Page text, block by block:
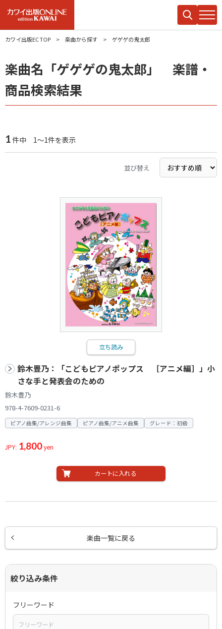
カワイ出版EC TOP 楽曲から探す ゲゲゲの鬼太郎
楽曲名「ゲゲゲの鬼太郎」 楽譜・
商品検索結果
1 件中 1～1件を表示
並び替え
立ち読み
鈴木豊乃：「こどもピアノポップス ［アニメ編］」小
さな手と発表会のための
鈴木豊乃
978-4-7609-0231-6
ピアノ曲集/アレンジ曲集 ピアノ曲集/アニメ曲集 グレード：初級
JPY: 1,800yen
カートに入れる
楽曲一覧に戻る
絞り込み条件
フリーワード